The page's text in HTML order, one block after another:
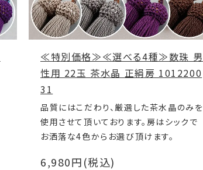
≪特別価格≫≪選べる4種≫数珠 男
性用 22玉 茶水晶 正絹房 1012200
31
品質にはこだわり、厳選した茶水晶のみを
使用させて頂いております。房はシックで
お洒落な4色からお選び頂けます。
6,980円(税込)